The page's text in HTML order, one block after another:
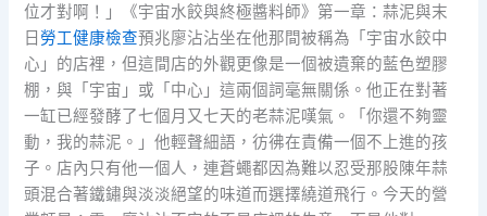
位才對啊！」《宇宙水餃與終極醬料師》第一章：蒜泥與末
日 勞工健康檢查預兆廖沾沾坐在他那間被稱為「宇宙水餃中
心」的店裡，但這間店的外觀更像是一個被遺棄的藍色塑膠
棚，與「宇宙」或「中心」這兩個詞毫無關係。他正在對著
一缸已經發酵了七個月又七天的老蒜泥嘆氣。「你還不夠靈
動，我的蒜泥。」他輕聲細語，彷彿在責備一個不上進的孩
子。店內只有他一個人，連蒼蠅都因為難以忍受那股陳年蒜
頭混合著鐵鏽與淡淡絕望的味道而選擇繞道飛行。今天的營